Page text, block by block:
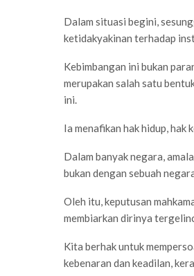
Dalam situasi begini,
ketidakyakinan terhadap
Kebimbangan ini bukan
merupakan salah satu
ini.
Ia menafikan hak hidup,
Dalam banyak negara,
bukan dengan sebuah
Oleh itu, keputusan
membiarkan dirinya
Kita berhak untuk
kebenaran dan keadilan,